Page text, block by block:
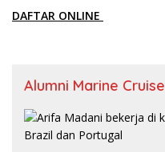
DAFTAR ONLINE
Alumni Marine Cruise